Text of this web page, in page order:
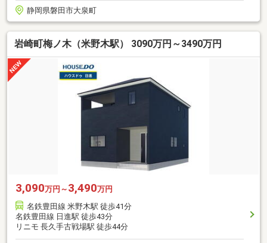
静岡県磐田市大泉町
岩崎町梅ノ木（米野木駅） 3090万円～3490万円
3,090万円～ 3,490万円
名鉄豊田線 米野木駅 徒歩41分
名鉄豊田線 日進駅 徒歩43分
リニモ 長久手古戦場駅 徒歩44分